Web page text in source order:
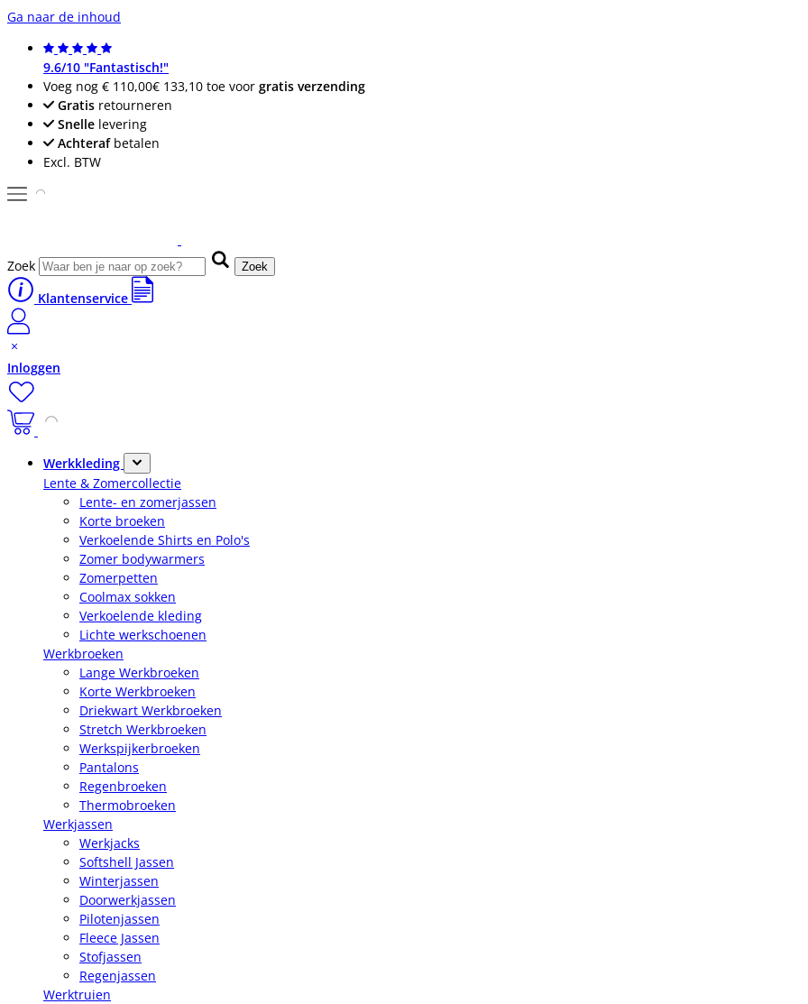
Ga naar de inhoud
9.6/10 "Fantastisch!"
Voeg nog € 110,00€ 133,10 toe voor gratis verzending
Gratis retourneren
Snelle levering
Achterafbetalen
Excl. BTW
Zoek Zoek
Klantenservice
Inloggen
Werkkleding
Lente & Zomercollectie
Lente- en zomerjassen
Korte broeken
Verkoelende Shirts en Polo's
Zomer bodywarmers
Zomerpetten
Coolmax sokken
Verkoelende kleding
Lichte werkschoenen
Werkbroeken
Lange Werkbroeken
Korte Werkbroeken
Driekwart Werkbroeken
Stretch Werkbroeken
Werkspijkerbroeken
Pantalons
Regenbroeken
Thermobroeken
Werkjassen
Werkjacks
Softshell Jassen
Winterjassen
Doorwerkjassen
Pilotenjassen
Fleece Jassen
Stofjassen
Regenjassen
Werktruien